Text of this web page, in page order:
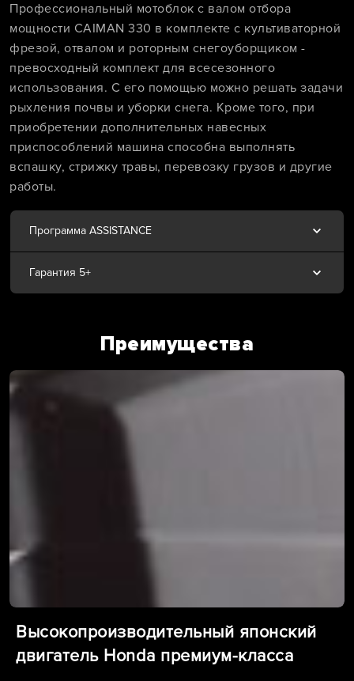
Профессиональный мотоблок с валом отбора
мощности CAIMAN 330 в комплекте с культиваторной
фрезой, отвалом и роторным снегоуборщиком -
превосходный комплект для всесезонного
использования. С его помощью можно решать задачи
рыхления почвы и уборки снега. Кроме того, при
приобретении дополнительных навесных
приспособлений машина способна выполнять
вспашку, стрижку травы, перевозку грузов и другие
работы.
Программа ASSISTANCE
Гарантия 5+
Преимущества
Высокопроизводительный японский
двигатель Honda премиум-класса